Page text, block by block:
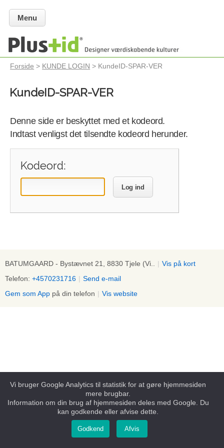
Menu
Forside > KUNDE LOGIN > KundeID-SPAR-VER
KundeID-SPAR-VER
Denne side er beskyttet med et kodeord.
Indtast venligst det tilsendte kodeord herunder.
Kodeord:
Log ind
BATUMGAARD - Bystævnet 21, 8830 Tjele (Vi.. | Vis på kort
Telefon: +4570231716 | Send e-mail
Gem som App på din telefon | Vis website
Vi bruger Google Analytics til statistik for at gøre hjemmesiden
mere brugbar.
Information om din brug af hjemmesiden deles med Google. Du
kan godkende eller afvise dette.
Godkend Afvis